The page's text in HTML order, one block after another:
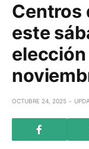
Centros
este
OCTUBRE 24, 2025